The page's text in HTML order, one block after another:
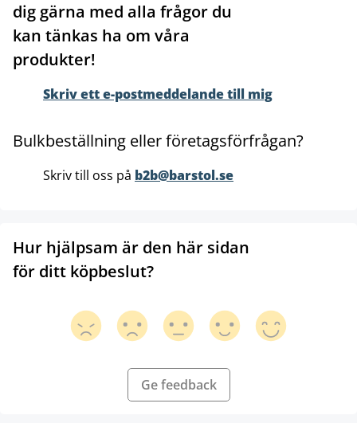
dig gärna med alla frågor du
kan tänkas ha om våra
produkter!
Skriv ett e-postmeddelande till mig
Bulkbeställning eller företagsförfrågan?
Skriv till oss på b2b@barstol.se
Hur hjälpsam är den här sidan
för ditt köpbeslut?
Ge feedback